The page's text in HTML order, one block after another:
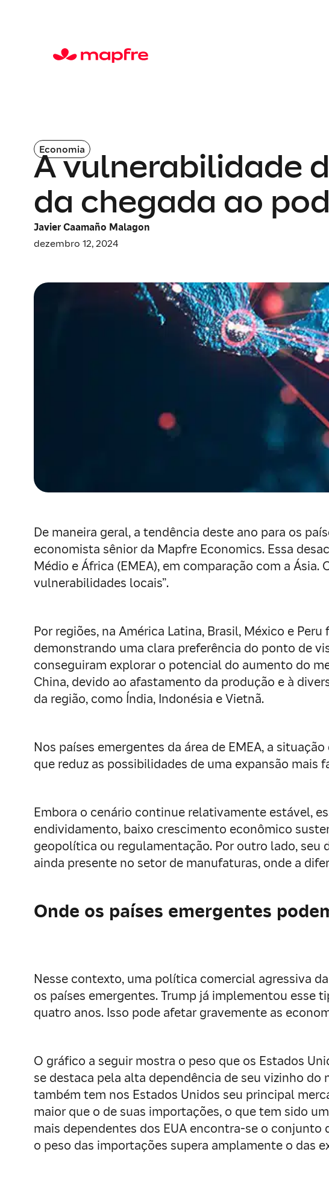
Economia
A vulnerabilidade
da chegada ao
Javier Caamaño Malagon
dezembro 12, 2024
De maneira geral, a tendência deste ano para os
economista sênior da Mapfre Economics. Essa
Médio e África (EMEA), em comparação com a
vulnerabilidades locais”.
Por regiões, na América Latina, Brasil, México e
demonstrando uma clara preferência do ponto de
conseguiram explorar o potencial do aumento do
China, devido ao afastamento da produção e à
da região, como Índia, Indonésia e Vietnã.
Nos países emergentes da área de EMEA, a
que reduz as possibilidades de uma expansão
Embora o cenário continue relativamente estável,
endividamento, baixo crescimento econômico
geopolítica ou regulamentação. Por outro lado,
ainda presente no setor de manufaturas, onde a
Onde os países emergentes
Nesse contexto, uma política comercial agressiva
os países emergentes. Trump já implementou
quatro anos. Isso pode afetar gravemente as
O gráfico a seguir mostra o peso que os Estados
se destaca pela alta dependência de seu vizinho
também tem nos Estados Unidos seu principal
maior que o de suas importações, o que tem sido
mais dependentes dos EUA encontra-se o conjunto
o peso das importações supera amplamente o das